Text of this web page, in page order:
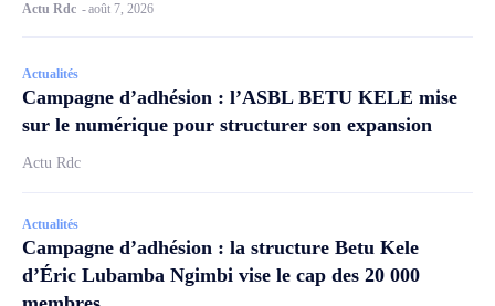
Actu Rdc -août 7, 2026
Actualités
Campagne d’adhésion : l’ASBL BETU KELE mise
sur le numérique pour structurer son expansion
Actu Rdc
Actualités
Campagne d’adhésion : la structure Betu Kele
d’Éric Lubamba Ngimbi vise le cap des 20 000